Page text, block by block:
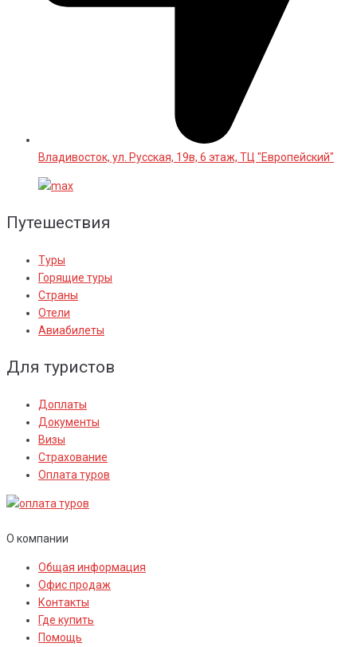
Владивосток, ул. Русская, 19в, 6 этаж, ТЦ "Европейский"
Путешествия
Туры
Горящие туры
Страны
Отели
Авиабилеты
Для туристов
Доплаты
Документы
Визы
Страхование
Оплата туров
О компании
Общая информация
Офис продаж
Контакты
Где купить
Помощь